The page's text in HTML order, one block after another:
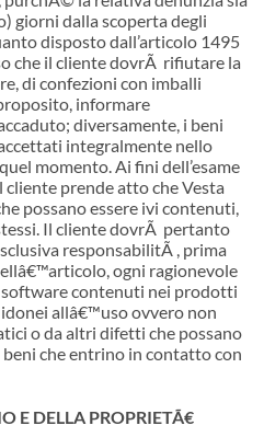
giorni dalla scoperta degli
disposto dall’articolo 1495
che il cliente dovrÃ rifiutare la
di confezioni con imballi
informare
diversamente, i beni
integralmente nello
momento. Ai fini dell’esame
prende atto che Vesta
possano essere ivi contenuti,
Il cliente dovrÃ pertanto
responsabilitÃ , prima
â€™articolo, ogni ragionevole
contenuti nei prodotti
allâ€™uso ovvero non
o da altri difetti che possano
che entrino in contatto con
E DELLA PROPRIETÃ€